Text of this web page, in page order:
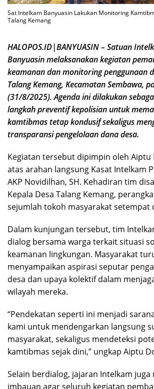
Sat Intelkam Banyuasin Lakukan Monitoring
Talang Kemang
HALOPOS.ID|BANYUASIN – Satuan
Banyuasin melaksanakan kegiatan
keamanan dan monitoring penggunaan
Talang Kemang, Kecamatan Sembawa,
(31/8/2025). Agenda ini dilakukan
langkah preventif kepolisian untuk
kamtibmas tetap kondusif sekaligus
transparansi pengelolaan dana desa.
Kegiatan tersebut dipimpin oleh Aiptu
atas arahan langsung Kasat Intelkam
AKP Novidilhan, SH. Kehadiran tim
Kepala Desa Talang Kemang,
sejumlah tokoh masyarakat setempat
Dalam kunjungan tersebut, tim
dialog bersama warga terkait situasi
keamanan lingkungan. Masyarakat
menyampaikan aspirasi seputar
desa dan upaya kolektif dalam
wilayah mereka.
“Pendekatan seperti ini menjadi
kami untuk mendengarkan langsung
masyarakat, sekaligus mendeteksi
kamtibmas sejak dini,” ungkap Aiptu
Selain berdialog, jajaran Intelkam juga
imbauan agar seluruh kegiatan